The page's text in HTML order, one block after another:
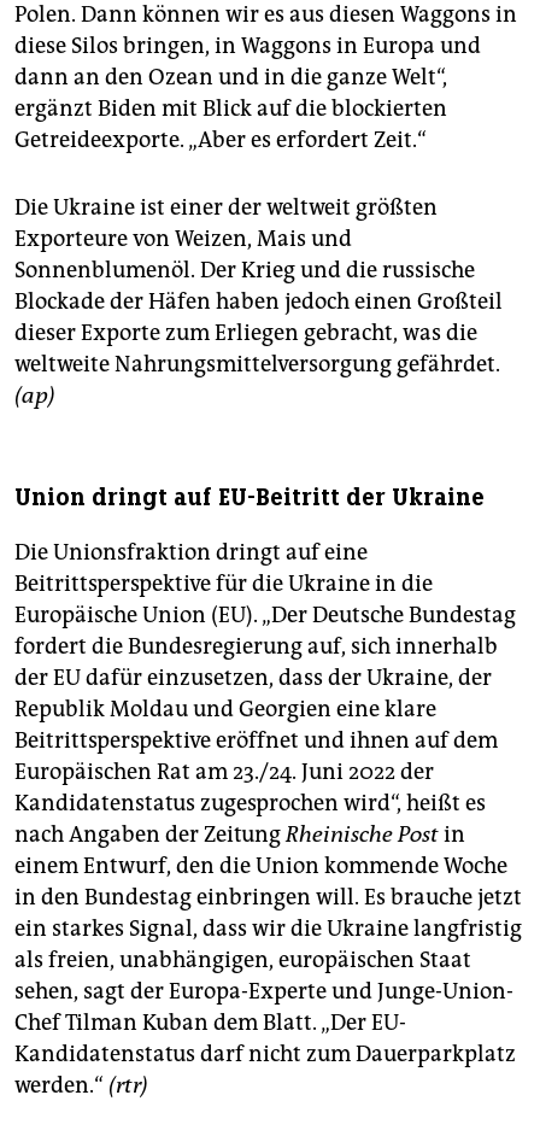
Polen. Dann können wir es aus diesen Waggons in
diese Silos bringen, in Waggons in Europa und
dann an den Ozean und in die ganze Welt“,
ergänzt Biden mit Blick auf die blockierten
Getreideexporte. „Aber es erfordert Zeit.“
Die Ukraine ist einer der weltweit größten
Exporteure von Weizen, Mais und
Sonnenblumenöl. Der Krieg und die russische
Blockade der Häfen haben jedoch einen Großteil
dieser Exporte zum Erliegen gebracht, was die
weltweite Nahrungsmittelversorgung gefährdet.
(ap)
Union dringt auf EU-Beitritt der Ukraine
Die Unionsfraktion dringt auf eine
Beitrittsperspektive für die Ukraine in die
Europäische Union (EU). „Der Deutsche Bundestag
fordert die Bundesregierung auf, sich innerhalb
der EU dafür einzusetzen, dass der Ukraine, der
Republik Moldau und Georgien eine klare
Beitrittsperspektive eröffnet und ihnen auf dem
Europäischen Rat am 23./24. Juni 2022 der
Kandidatenstatus zugesprochen wird“, heißt es
nach Angaben der ZeitungRheinische Postin
einem Entwurf, den die Union kommende Woche
in den Bundestag einbringen will. Es brauche jetzt
ein starkes Signal, dass wir die Ukraine langfristig
als freien, unabhängigen, europäischen Staat
sehen, sagt der Europa-Experte und Junge-Union-
Chef Tilman Kuban dem Blatt. „Der EU-
Kandidatenstatus darf nicht zum Dauerparkplatz
werden.“ (rtr)